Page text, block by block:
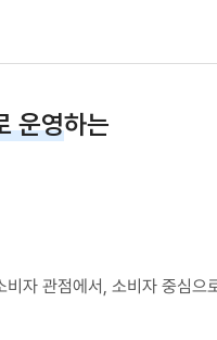
운영하는
자 관점에서, 소비자 중심